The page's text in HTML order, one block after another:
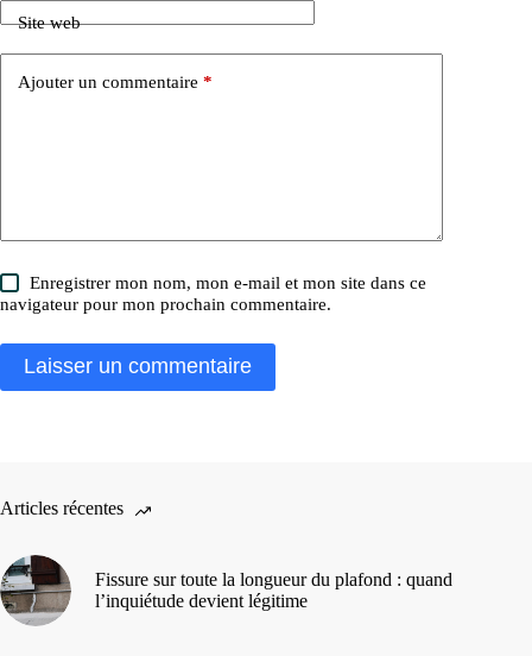
Site web
Ajouter un commentaire *
Enregistrer mon nom, mon e-mail et mon site dans ce
navigateur pour mon prochain commentaire.
Laisser un commentaire
Articles récentes
Fissure sur toute la longueur du plafond : quand
l’inquiétude devient légitime